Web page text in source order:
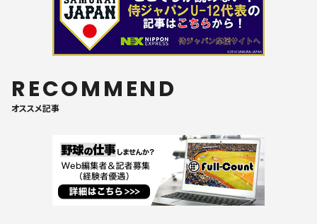
RECOMMEND
オススメ記事